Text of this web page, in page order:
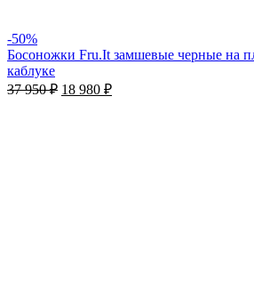
-50%
Босоножки Fru.It замшевые черные на
каблуке
37 950₽ 18 980 ₽